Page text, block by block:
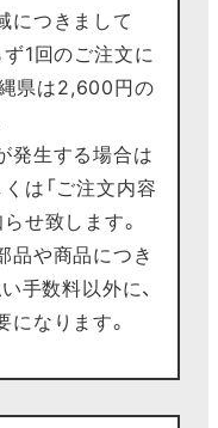
につきまして
1回のご注文に
県は2,600円の
発生する場合は
は「ご注文内容
せ致します。
品や商品につき
手数料以外に、
なります。